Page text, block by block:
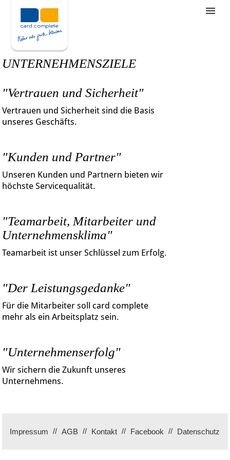
Stellenangebote
Unternehmensziele
Wie bewerbe ich mich
UNTERNEHMENSZIELE
"Vertrauen und Sicherheit"
Vertrauen und Sicherheit sind die Basis
unseres Geschäfts.
"Kunden und Partner"
Unseren Kunden und Partnern bieten wir
höchste Servicequalität.
"Teamarbeit, Mitarbeiter und
Unternehmensklima"
Teamarbeit ist unser Schlüssel zum Erfolg.
"Der Leistungsgedanke"
Für die Mitarbeiter soll card complete
mehr als ein Arbeitsplatz sein.
"Unternehmenserfolg"
Wir sichern die Zukunft unseres
Unternehmens.
Impressum AGB Kontakt Facebook Datenschutz